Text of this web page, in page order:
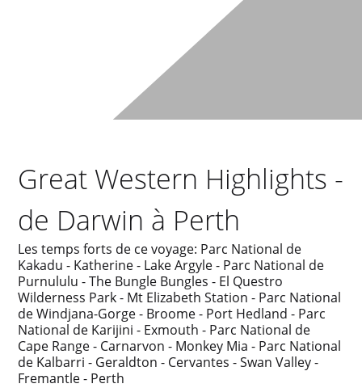
Great Western Highlights -
de Darwin à Perth
Les temps forts de ce voyage: Parc National de
Kakadu - Katherine - Lake Argyle - Parc National de
Purnululu - The Bungle Bungles - El Questro
Wilderness Park - Mt Elizabeth Station - Parc National
de Windjana-Gorge - Broome - Port Hedland - Parc
National de Karijini - Exmouth - Parc National de
Cape Range - Carnarvon - Monkey Mia - Parc National
de Kalbarri - Geraldton - Cervantes - Swan Valley -
Fremantle - Perth